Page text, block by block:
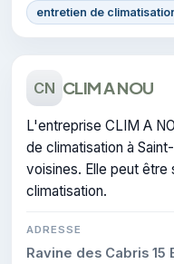
entretien de
CN CLIM A NOU
L'entreprise CLIM A
de climatisation à
voisines. Elle peut être
climatisation.
ADRESSE
Ravine des Cabris 15